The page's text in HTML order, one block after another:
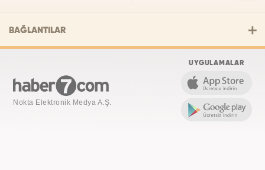
BAĞLANTILAR
Nokta Elektronik Medya A.Ş.
UYGULAMALAR